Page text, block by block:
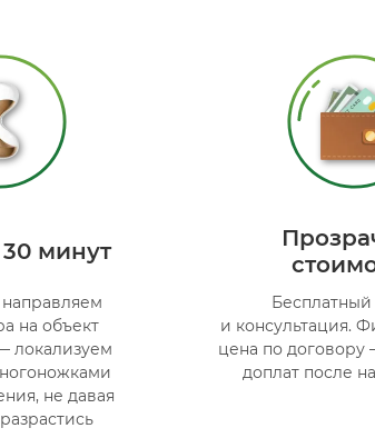
минут
на объект
локализуем
не давая
и консультация.
цена по договору
доплат после